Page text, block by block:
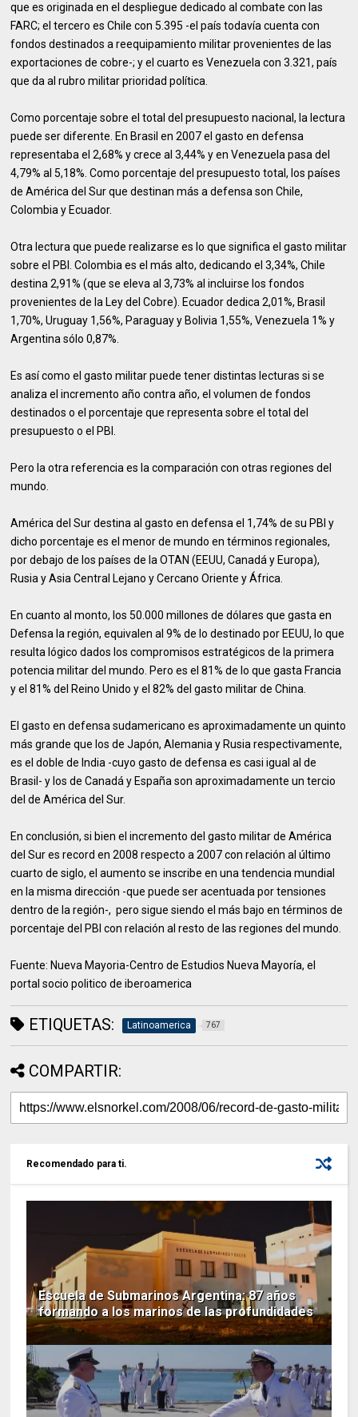
que es originada en el despliegue dedicado al combate con las
FARC; el tercero es Chile con 5.395 -el país todavía cuenta con
fondos destinados a reequipamiento militar provenientes de las
exportaciones de cobre-; y el cuarto es Venezuela con 3.321, país
que da al rubro militar prioridad política.
Como porcentaje sobre el total del presupuesto nacional, la lectura
puede ser diferente. En Brasil en 2007 el gasto en defensa
representaba el 2,68% y crece al 3,44% y en Venezuela pasa del
4,79% al 5,18%. Como porcentaje del presupuesto total, los países
de América del Sur que destinan más a defensa son Chile,
Colombia y Ecuador.
Otra lectura que puede realizarse es lo que significa el gasto militar
sobre el PBI. Colombia es el más alto, dedicando el 3,34%, Chile
destina 2,91% (que se eleva al 3,73% al incluirse los fondos
provenientes de la Ley del Cobre). Ecuador dedica 2,01%, Brasil
1,70%, Uruguay 1,56%, Paraguay y Bolivia 1,55%, Venezuela 1% y
Argentina sólo 0,87%.
Es así como el gasto militar puede tener distintas lecturas si se
analiza el incremento año contra año, el volumen de fondos
destinados o el porcentaje que representa sobre el total del
presupuesto o el PBI.
Pero la otra referencia es la comparación con otras regiones del
mundo.
América del Sur destina al gasto en defensa el 1,74% de su PBI y
dicho porcentaje es el menor de mundo en términos regionales,
por debajo de los países de la OTAN (EEUU, Canadá y Europa),
Rusia y Asia Central Lejano y Cercano Oriente y África.
En cuanto al monto, los 50.000 millones de dólares que gasta en
Defensa la región, equivalen al 9% de lo destinado por EEUU, lo que
resulta lógico dados los compromisos estratégicos de la primera
potencia militar del mundo. Pero es el 81% de lo que gasta Francia
y el 81% del Reino Unido y el 82% del gasto militar de China.
El gasto en defensa sudamericano es aproximadamente un quinto
más grande que los de Japón, Alemania y Rusia respectivamente,
es el doble de India -cuyo gasto de defensa es casi igual al de
Brasil- y los de Canadá y España son aproximadamente un tercio
del de América del Sur.
En conclusión, si bien el incremento del gasto militar de América
del Sur es record en 2008 respecto a 2007 con relación al último
cuarto de siglo, el aumento se inscribe en una tendencia mundial
en la misma dirección -que puede ser acentuada por tensiones
dentro de la región-, pero sigue siendo el más bajo en términos de
porcentaje del PBI con relación al resto de las regiones del mundo.
Fuente: Nueva Mayoria-Centro de Estudios Nueva Mayoría, el
portal socio politico de iberoamerica
ETIQUETAS: Latinoamerica 767
COMPARTIR:
Recomendado para ti.
Escuela de Submarinos Argentina: 87 años
formando a los marinos de las profundidades